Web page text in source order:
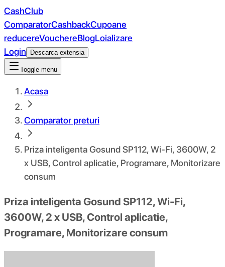
CashClub
ComparatorCashbackCupoane
reducereVouchereBlogLoializare
Login
Descarca extensia
Toggle menu
Acasa
Comparator preturi
Priza inteligenta Gosund SP112, Wi-Fi, 3600W, 2
x USB, Control aplicatie, Programare, Monitorizare
consum
Priza inteligenta Gosund SP112, Wi-Fi,
3600W, 2 x USB, Control aplicatie,
Programare, Monitorizare consum